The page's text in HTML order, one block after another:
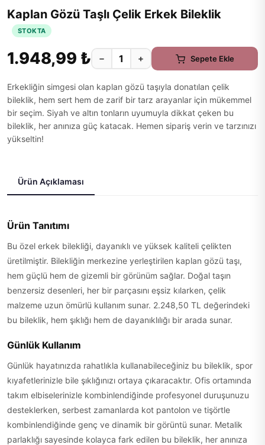
Kaplan Gözü Taşlı Çelik Erkek Bileklik
STOKTA
1.948,99 ₺ − + Sepete Ekle
Erkekliğin simgesi olan kaplan gözü taşıyla donatılan çelik
bileklik, hem sert hem de zarif bir tarz arayanlar için mükemmel
bir seçim. Siyah ve altın tonların uyumuyla dikkat çeken bu
bileklik, her anınıza güç katacak. Hemen sipariş verin ve tarzınızı
yükseltin!
Ürün Açıklaması
Ürün Tanıtımı
Bu özel erkek bilekliği, dayanıklı ve yüksek kaliteli çelikten
üretilmiştir. Bilekliğin merkezine yerleştirilen kaplan gözü taşı,
hem güçlü hem de gizemli bir görünüm sağlar. Doğal taşın
benzersiz desenleri, her bir parçasını eşsiz kılarken, çelik
malzeme uzun ömürlü kullanım sunar. 2.248,50 TL değerindeki
bu bileklik, hem şıklığı hem de dayanıklılığı bir arada sunar.
Günlük Kullanım
Günlük hayatınızda rahatlıkla kullanabileceğiniz bu bileklik, spor
kıyafetlerinizle bile şıklığınızı ortaya çıkaracaktır. Ofis ortamında
takım elbiselerinizle kombinlendiğinde profesyonel duruşunuzu
desteklerken, serbest zamanlarda kot pantolon ve tişörtle
kombinlendiğinde genç ve dinamik bir görüntü sunar. Metalik
parlaklığı sayesinde kolayca fark edilen bu bileklik, her anınıza